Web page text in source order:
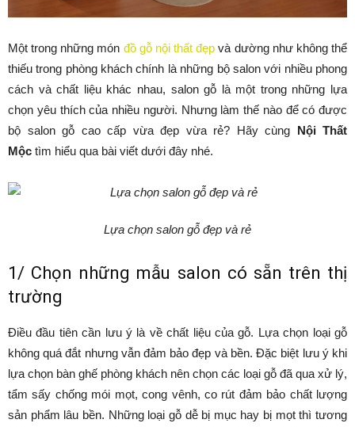
Một trong những món đồ gỗ nội thất đẹp và dường như không thể
thiếu trong phòng khách chính là những bộ salon với nhiều phong
cách và chất liệu khác nhau, salon gỗ là một trong những lựa
chọn yêu thích của nhiều người. Nhưng làm thế nào để có được
bộ salon gỗ cao cấp vừa đẹp vừa rẻ? Hãy cùng Nội Thất
Mộc tìm hiểu qua bài viết dưới đây nhé.
Lựa chọn salon gỗ đẹp và rẻ
1/ Chọn những mẫu salon có sẵn trên thị
trường
Điều đầu tiên cần lưu ý là về chất liệu của gỗ. Lựa chọn loại gỗ
không quá đắt nhưng vẫn đảm bảo đẹp và bền. Đặc biệt lưu ý khi
lựa chọn bàn ghế phòng khách nên chọn các loại gỗ đã qua xử lý,
tẩm sấy chống mói mọt, cong vênh, co rút đảm bảo chất lượng
sản phẩm lâu bền. Những loại gỗ dễ bị mục hay bị mọt thì tương